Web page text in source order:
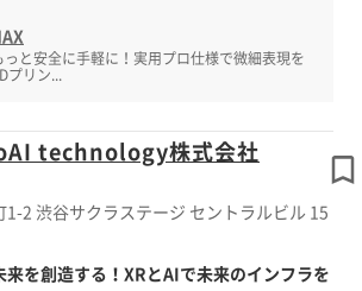
と安全に手軽に！実用プロ仕様で微細表現を
プリン...
technology株式会社
2 渋谷サクラステージ セントラルビル 15
を創造する！XRとAIで未来のインフラを